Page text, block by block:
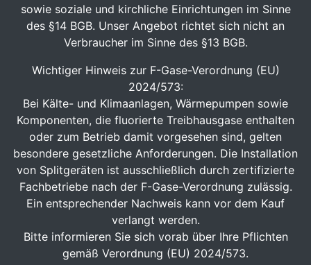
sowie soziale und kirchliche Einrichtungen im Sinne
des §14 BGB. Unser Angebot richtet sich nicht an
Verbraucher im Sinne des §13 BGB.
Wichtiger Hinweis zur F-Gase-Verordnung (EU)
2024/573:
Bei Kälte- und Klimaanlagen, Wärmepumpen sowie
Komponenten, die fluorierte Treibhausgase enthalten
oder zum Betrieb damit vorgesehen sind, gelten
besondere gesetzliche Anforderungen. Die Installation
von Splitgeräten ist ausschließlich durch zertifizierte
Fachbetriebe nach der F-Gase-Verordnung zulässig.
Ein entsprechender Nachweis kann vor dem Kauf
verlangt werden.
Bitte informieren Sie sich vorab über Ihre Pflichten
gemäß Verordnung (EU) 2024/573.